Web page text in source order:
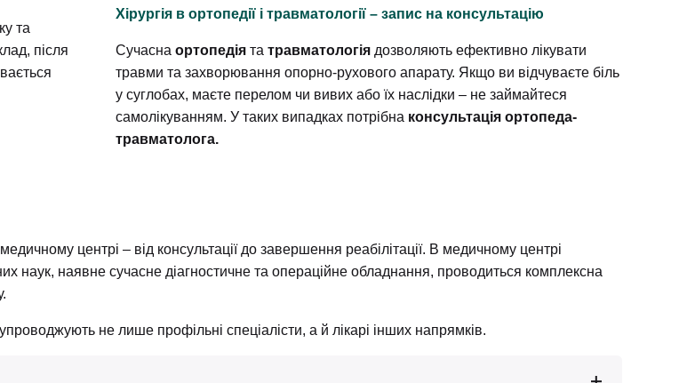
та
після
Хірургія в ортопедії і травматології – запис на консультацію
Сучасна ортопедія та травматологія дозволяють ефективно лікувати
травми та захворювання опорно-рухового апарату. Якщо ви відчуваєте біль
у суглобах, маєте перелом чи вивих або їх наслідки – не займайтеся
самолікуванням. У таких випадках потрібна консультація ортопеда-
травматолога.
центрі – від консультації до завершення реабілітації. В медичному центрі
наук, наявне сучасне діагностичне та операційне обладнання, проводиться комплексна
не лише профільні спеціалісти, а й лікарі інших напрямків.